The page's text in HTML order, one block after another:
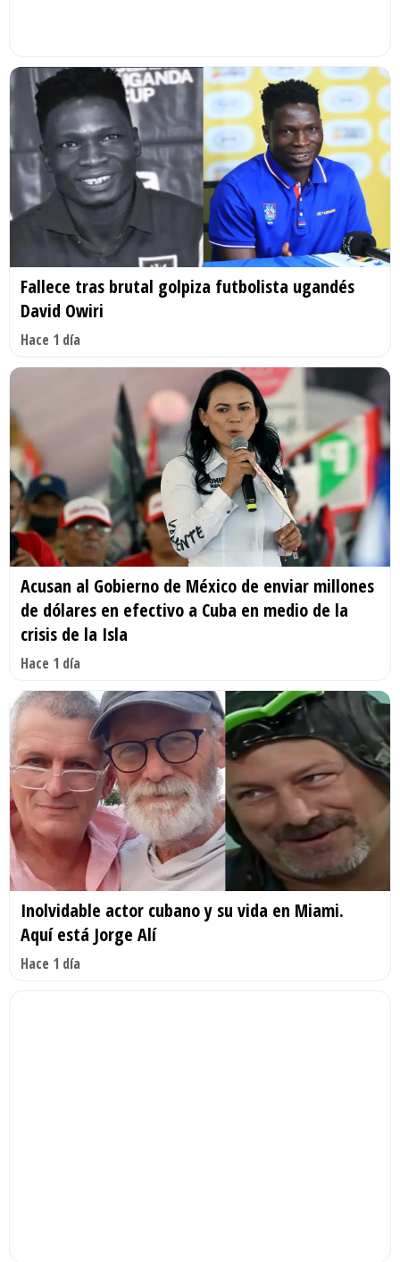
Fallece tras brutal golpiza futbolista ugandés
David Owiri
Hace 1 día
Acusan al Gobierno de México de enviar millones
de dólares en efectivo a Cuba en medio de la
crisis de la Isla
Hace 1 día
Inolvidable actor cubano y su vida en Miami.
Aquí está Jorge Alí
Hace 1 día